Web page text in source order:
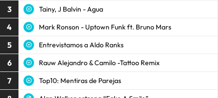
3 Tainy, J Balvin - Agua
4 Mark Ronson - Uptown Funk ft. Bruno Mars
5 Entrevistamos a Aldo Ranks
6 Rauw Alejandro & Camilo -Tattoo Remix
7 Top10: Mentiras de Parejas